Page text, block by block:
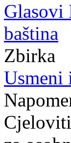
Glasovi
baština
Zbirka
Usmeni